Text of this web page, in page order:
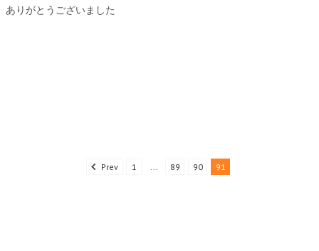
ありがとうございました
Prev 1 89 90 91